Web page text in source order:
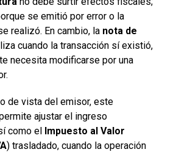
se emitió por error o la
realizó. En cambio, la nota de
cuando la transacción sí existió,
necesita modificarse por una
de vista del emisor, este
ajustar el ingreso
como el Impuesto al Valor
) trasladado, cuando la operación